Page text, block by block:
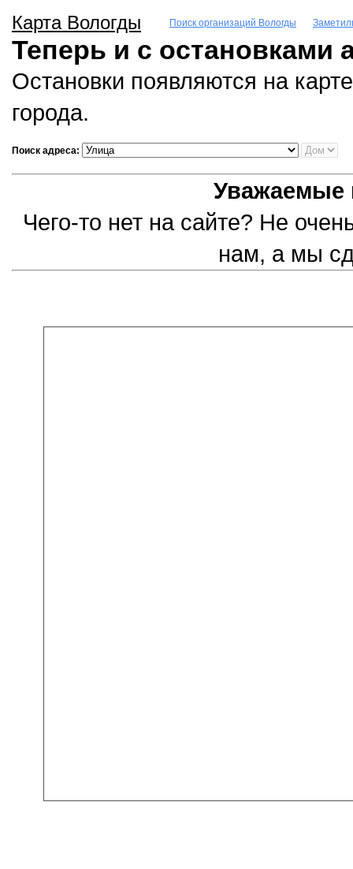
Карта Вологды Поиск организаций Вологды
Теперь и с остановками
Остановки появляются на
города.
Поиск адреса:
Уважаемые
Чего-то нет на сайте? Не
нам, а мы